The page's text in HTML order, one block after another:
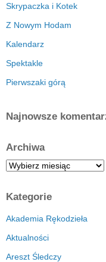
Skrypaczka i Kotek
Z Nowym Hodam
Kalendarz
Spektakle
Pierwszaki górą
Najnowsze
Archiwa
A
h
i
a
Kategorie
Akademia Rękodzieła
Aktualności
Areszt Śledczy